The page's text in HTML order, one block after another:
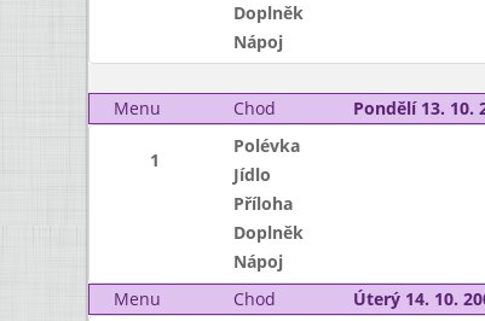
Doplněk
Nápoj
Menu
Chod Pondělí 13. 10.
1
Polévka
Jídlo
Příloha
Doplněk
Nápoj
Menu
Chod Úterý 14. 10.